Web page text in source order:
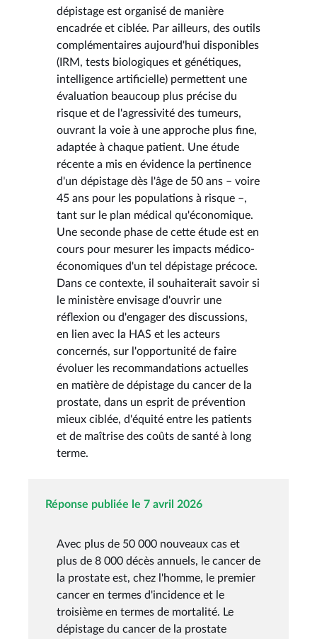
dépistage est organisé de manière
encadrée et ciblée. Par ailleurs, des outils
complémentaires aujourd'hui disponibles
(IRM, tests biologiques et génétiques,
intelligence artificielle) permettent une
évaluation beaucoup plus précise du
risque et de l'agressivité des tumeurs,
ouvrant la voie à une approche plus fine,
adaptée à chaque patient. Une étude
récente a mis en évidence la pertinence
d'un dépistage dès l'âge de 50 ans – voire
45 ans pour les populations à risque –,
tant sur le plan médical qu'économique.
Une seconde phase de cette étude est en
cours pour mesurer les impacts médico-
économiques d'un tel dépistage précoce.
Dans ce contexte, il souhaiterait savoir si
le ministère envisage d'ouvrir une
réflexion ou d'engager des discussions,
en lien avec la HAS et les acteurs
concernés, sur l'opportunité de faire
évoluer les recommandations actuelles
en matière de dépistage du cancer de la
prostate, dans un esprit de prévention
mieux ciblée, d'équité entre les patients
et de maîtrise des coûts de santé à long
terme.
Réponse publiée le 7 avril 2026
Avec plus de 50 000 nouveaux cas et
plus de 8 000 décès annuels, le cancer de
la prostate est, chez l'homme, le premier
cancer en termes d'incidence et le
troisième en termes de mortalité. Le
dépistage du cancer de la prostate